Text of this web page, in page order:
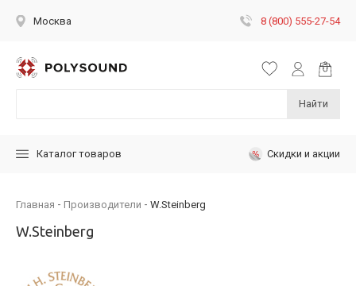
Москва 8 (800) 555-27-54
Найти
Каталог товаров Скидки и акции
Главная Производители W.Steinberg
W.Steinberg